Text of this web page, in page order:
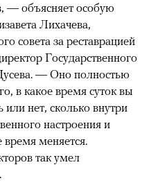
— объясняет особую
Лихачева,
совета за реставрацией
Государственного
— Оно полностью
в какое время суток вы
нет, сколько внутри
настроения и
время меняется.
так умел